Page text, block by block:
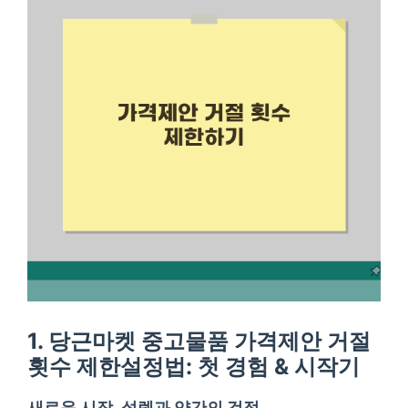
1. 당근마켓 중고물품 가격제안 거절
횟수 제한설정법: 첫 경험 & 시작기